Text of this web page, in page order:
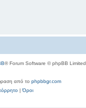
® Forum Software © phpBB Limited
από το phpbbgr.com
|Όροι